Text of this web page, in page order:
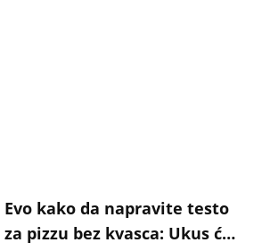
Evo kako da napravite testo
za pizzu bez kvasca: Ukus će